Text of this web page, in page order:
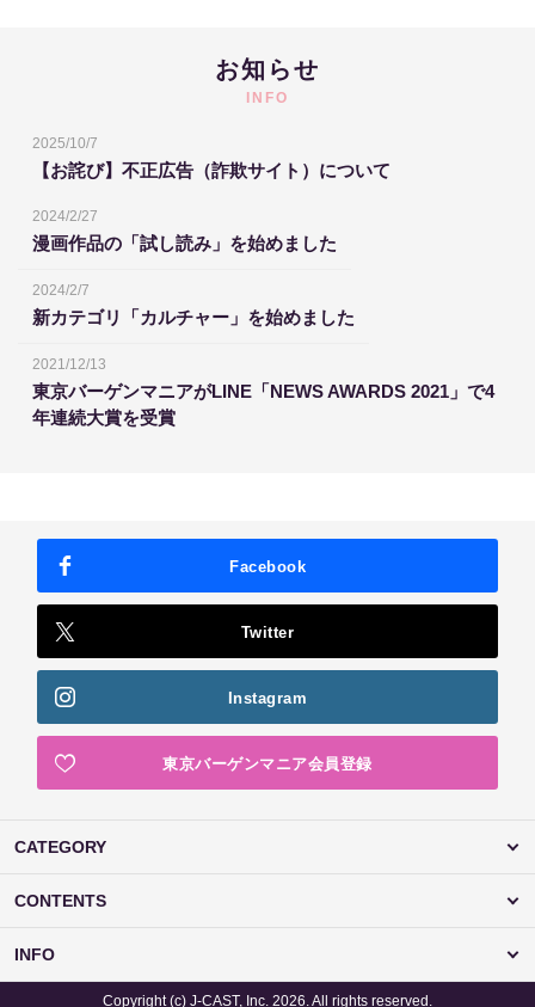
お知らせ
INFO
2025/10/7
【お詫び】不正広告（詐欺サイト）について
2024/2/27
漫画作品の「試し読み」を始めました
2024/2/7
新カテゴリ「カルチャー」を始めました
2021/12/13
東京バーゲンマニアがLINE「NEWS AWARDS 2021」で4
年連続大賞を受賞
Facebook
Twitter
Instagram
東京バーゲンマニア会員登録
CATEGORY
CONTENTS
INFO
Copyright (c) J-CAST, Inc. 2026. All rights reserved.